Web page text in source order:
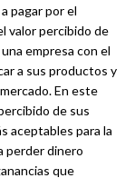
pagar por el
valor percibido de
empresa con el
a sus productos y
En este
de sus
aceptables para la
perder dinero
que